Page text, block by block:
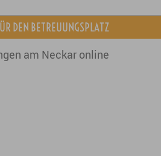
DEN BETREUUNGSPLATZ
am Neckar online